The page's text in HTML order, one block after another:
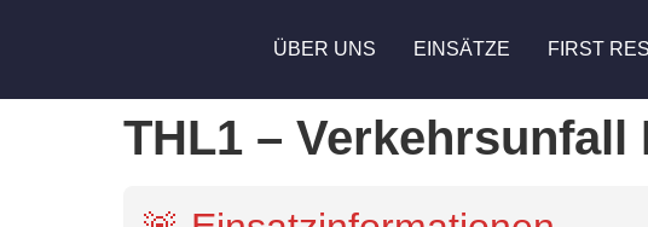
ÜBER UNS EINSÄTZE FIRST
THL1 – Verkehrsunfall